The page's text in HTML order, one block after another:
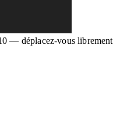
— déplacez-vous librement